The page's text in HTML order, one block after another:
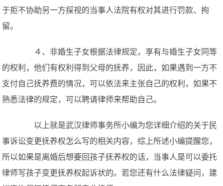
于拒不协助另一方探视的当事人法院有权对其进行罚款、拘
留。
４、非婚生子女根据法律规定，享有与婚生子女同等
的权利，他们有权利得到父母的抚养，因此，如果遇到一方不
支付自己抚养费的情况，可以依法来主张自己的权利，如果不
熟悉法律的规定，可以聘请律师来帮助自己。
以上就是武汉律师事务所小编为您详细介绍的关于民
事诉讼变更抚养权怎么写的相关内容，综上所述小编提醒您，
所以如果是离婚后想要回孩子抚养权的话，当事人是可以委托
律师写孩子变更抚养权起诉状的。若您还有什么法律疑问，建